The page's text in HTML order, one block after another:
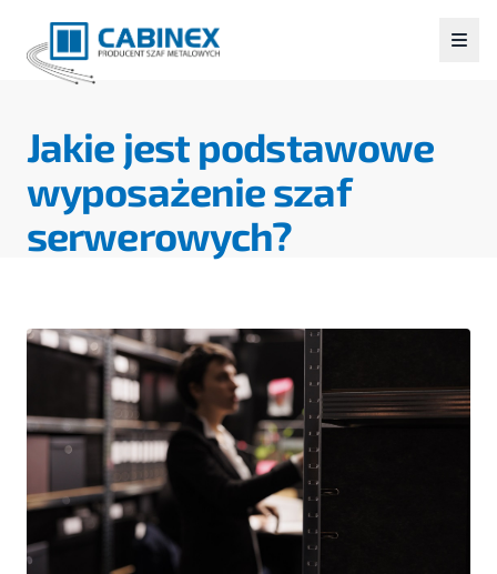
Jakie jest podstawowe
wyposażenie szaf
serwerowych?